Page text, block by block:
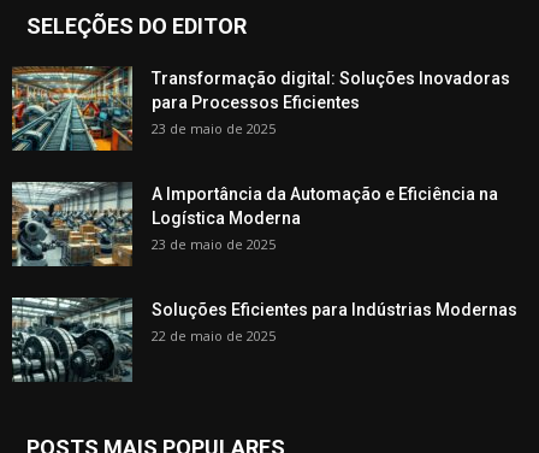
SELEÇÕES DO EDITOR
Transformação digital: Soluções Inovadoras
para Processos Eficientes
23 de maio de 2025
A Importância da Automação e Eficiência na
Logística Moderna
23 de maio de 2025
Soluções Eficientes para Indústrias Modernas
22 de maio de 2025
POSTS MAIS POPULARES